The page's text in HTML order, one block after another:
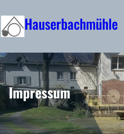
Inhalt
springen
Hauserbachmühle
Impressum